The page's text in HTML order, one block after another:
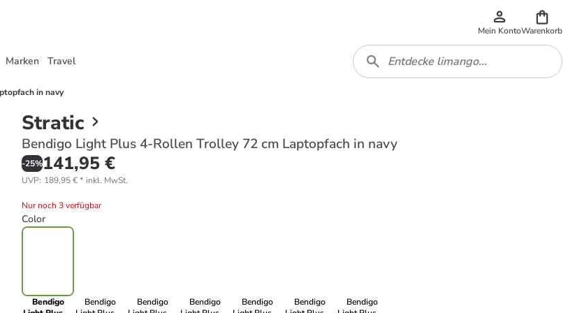
Mein KontoWarenkorb
Marken Travel
in navy
Stratic
Bendigo Light Plus 4-Rollen Trolley 72 cm Laptopfach in navy
-25%141,95 €
UVP: 189,95 €* inkl. MwSt.
Nur noch 3 verfügbar
Color
Bendigo
Bendigo
Bendigo
Bendigo
Bendigo
Bendigo
Bendigo